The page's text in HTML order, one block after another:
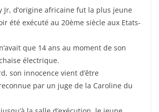
Jr, d’origine africaine fut la plus jeune
été exécuté au 20ème siècle aux Etats-
que 14 ans au moment de son
électrique.
son innocence vient d’être
par un juge de la Caroline du